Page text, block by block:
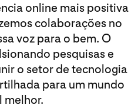
online mais positiva
colaborações no
voz para o bem. O
pesquisas e
o setor de tecnologia
para um mundo
melhor.